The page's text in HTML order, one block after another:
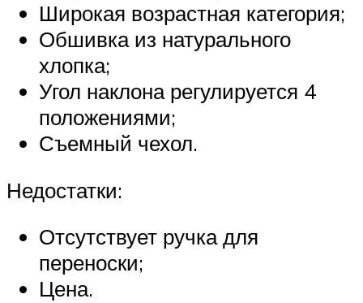
Широкая возрастная категория;
Обшивка из натурального
хлопка;
Угол наклона регулируется 4
положениями;
Съемный чехол.
Недостатки:
Отсутствует ручка для
переноски;
Цена.